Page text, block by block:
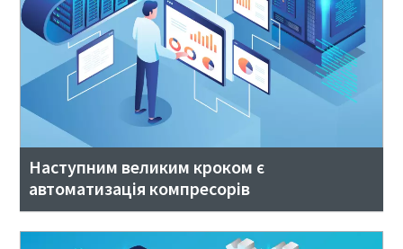
Наступним великим кроком є
автоматизація компресорів